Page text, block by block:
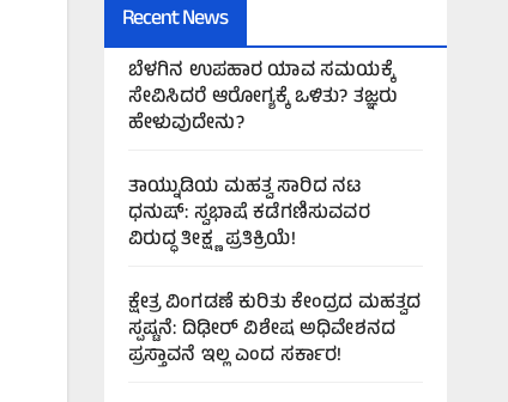
Recent News
ಬೆಳಗಿನ ಉಪಹಾರ ಯಾವ ಸಮಯಕ್ಕೆ
ಸೇವಿಸಿದರೆ ಆರೋಗ್ಯಕ್ಕೆ ಒಳಿತು? ತಜ್ಞರು
ಹೇಳುವುದೇನು?
ತಾಯ್ನುಡಿಯ ಮಹತ್ವ ಸಾರಿದ ನಟ
ಧನುಷ್: ಸ್ವಭಾಷೆ ಕಡೆಗಣಿಸುವವರ
ವಿರುದ್ಧ ತೀಕ್ಷ್ಣ ಪ್ರತಿಕ್ರಿಯೆ!
ಕ್ಷೇತ್ರ ವಿಂಗಡಣೆ ಕುರಿತು ಕೇಂದ್ರದ ಮಹತ್ವದ
ಸ್ಪಷ್ಟನೆ: ದಿಢೀರ್ ವಿಶೇಷ ಅಧಿವೇಶನದ
ಪ್ರಸ್ತಾವನೆ ಇಲ್ಲ ಎಂದ ಸರ್ಕಾರ!